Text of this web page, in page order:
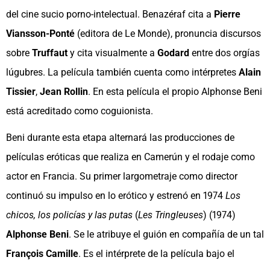
del cine sucio porno-intelectual. Benazéraf cita a Pierre
Viansson-Ponté (editora de Le Monde), pronuncia discursos
sobre Truffaut y cita visualmente a Godard entre dos orgías
lúgubres. La película también cuenta como intérpretes Alain
Tissier, Jean Rollin. En esta película el propio Alphonse Beni
está acreditado como coguionista.
Beni durante esta etapa alternará las producciones de
películas eróticas que realiza en Camerún y el rodaje como
actor en Francia. Su primer largometraje como director
continuó su impulso en lo erótico y estrenó en 1974 Los
chicos, los policías y las putas (Les Tringleuses) (1974)
Alphonse Beni. Se le atribuye el guión en compañía de un tal
François Camille. Es el intérprete de la película bajo el